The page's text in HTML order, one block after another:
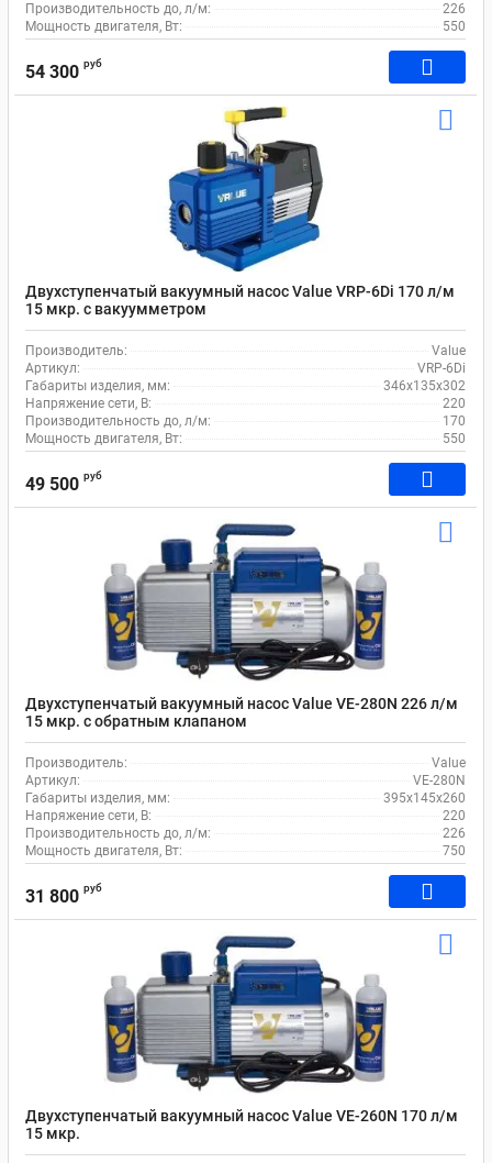
Производительность до, л/м:
226
Мощность двигателя, Вт:
550
54 300 руб
Двухступенчатый вакуумный насос Value VRP-6Di 170 л/м
15 мкр. c вакуумметром
Производитель:
Value
Артикул:
VRP-6Di
Габариты изделия, мм:
346х135х302
Напряжение сети, В:
220
Производительность до, л/м:
170
Мощность двигателя, Вт:
550
49 500 руб
Двухступенчатый вакуумный насос Value VE-280N 226 л/м
15 мкр. c обратным клапаном
Производитель:
Value
Артикул:
VE-280N
Габариты изделия, мм:
395х145х260
Напряжение сети, В:
220
Производительность до, л/м:
226
Мощность двигателя, Вт:
750
31 800 руб
Двухступенчатый вакуумный насос Value VE-260N 170 л/м
15 мкр.